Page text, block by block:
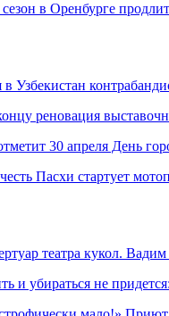
в Оренбурге
Узбекистан
реновация
30 апреля День
Пасхи стартует
театра кукол.
и убираться не